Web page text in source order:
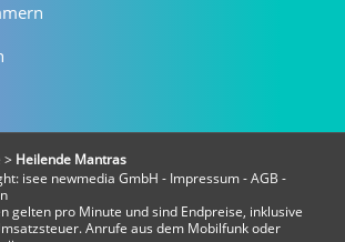
> Heilende Mantras
isee newmedia GmbH - Impressum-AGB -
gelten pro Minute und sind Endpreise, inklusive
Anrufe aus dem Mobilfunk oder